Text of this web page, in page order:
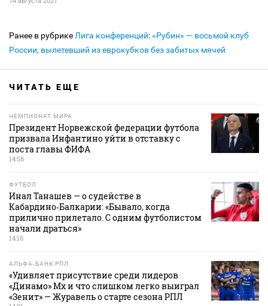
Ранее в рубрике Лига конференций:«Рубин» — восьмой клуб
России, вылетевший из еврокубков без забитых мячей
ЧИТАТЬ ЕЩЕ
ЧЕМПИОНАТ МИРА
Президент Норвежской федерации футбола
призвала Инфантино уйти в отставку с
поста главы ФИФА
14:58
ФУТБОЛ
Инал Танашев — о судействе в
Кабардино‑Балкарии: «Бывало, когда
прилично прилетало. С одним футболистом
начали драться»
14:16
АЛЬФА-БАНК РПЛ
«Удивляет присутствие среди лидеров
«Динамо» Мх и что слишком легко выиграл
«Зенит» — Журавель о старте сезона РПЛ